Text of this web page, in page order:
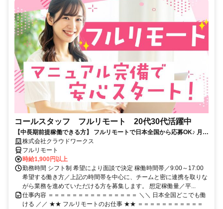
コールスタッフ フルリモート 20代30代活躍中
【中長期前提稼働できる方】 フルリモートで日本全国から応募OK♪ 月稼
働80時間で安定収入！
株式会社クラウドワークス
フルリモート
時給1,900円以上
勤務時間 シフト制 希望により面談で決定 稼働時間帯／9:00～17:00
希望する働き方／上記の時間帯を中心に、チームと密に連携を取りな
がら業務を進めていただける方を募集します。 想定稼働量／平...
仕事内容 ＝＝＝＝＝＝＝＝＝＝＝＝＝＝＝ ＼＼ 日本全国どこでも働
ける ／／ ★★ フルリモートのお仕事 ★★ ＝＝＝＝＝＝＝＝＝＝＝